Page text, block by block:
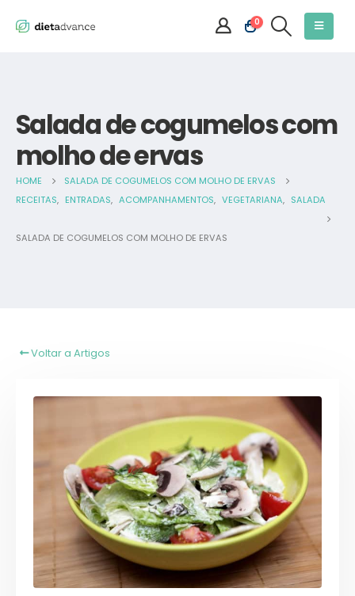
0
Salada de cogumelos com
molho de ervas
HOME
SALADA DE COGUMELOS COM MOLHO DE ERVAS
RECEITAS, ENTRADAS, ACOMPANHAMENTOS, VEGETARIANA, SALADA
SALADA DE COGUMELOS COM MOLHO DE ERVAS
Voltar a Artigos